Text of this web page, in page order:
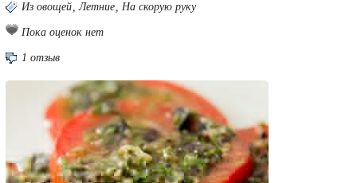
Из овощей,Летние, На скорую руку
Пока оценок нет
1 отзыв